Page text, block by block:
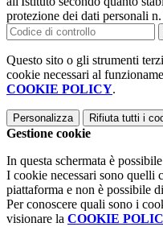
protezione dei dati personali
Questo sito o gli strumenti
cookie necessari al
COOKIE POLICY.
Personalizza Rifiuta tutti i
Gestione cookie
In questa schermata è
I cookie necessari sono quelli
piattaforma e non è possibile
Per conoscere quali sono i
visionare la COOKIE